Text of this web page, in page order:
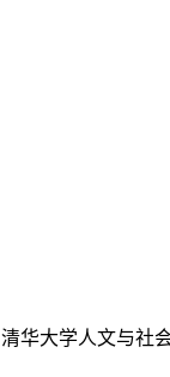
华大学人文与社